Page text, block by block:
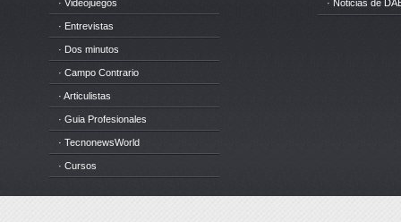
· Videojuegos
· Entrevistas
· Dos minutos
· Campo Contrario
· Articulistas
· Guia Profesionales
· TecnonewsWorld
· Cursos
· Noticias de